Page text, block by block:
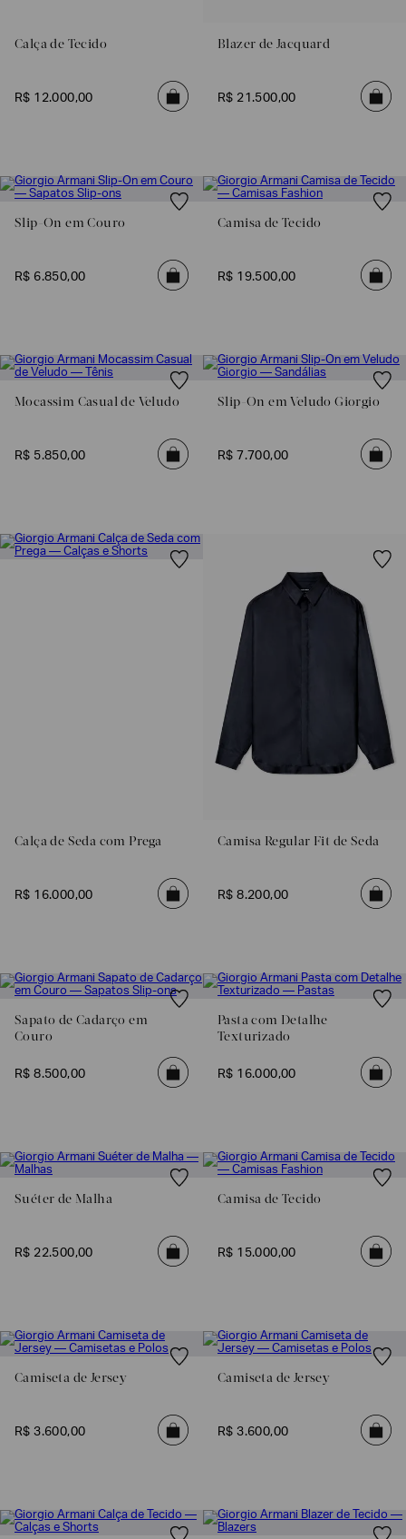
Calça de Tecido
R$ 12.000,00
Blazer de Jacquard
R$ 21 .500,00
Slip-On em Couro
R$ 6.850,00
Camisa de Tecido
R$ 19.500,00
Mocassim Casual de Veludo
R$ 5.850,00
Slip-On em Veludo Giorgio
R$ 7 .700,00
Calça de Seda com Prega
R$ 16.000,00
Camisa Regular Fit de Seda
R$ 8.200,00
Sapato de Cadarço em
Couro
R$ 8.500,00
Pasta com Detalhe
Texturizado
R$ 16.000,00
Suéter de Malha
R$ 22.500,00
Camisa de Tecido
R$ 15.000,00
Camiseta de Jersey
R$ 3.600,00
Camiseta de Jersey
R$ 3.600,00